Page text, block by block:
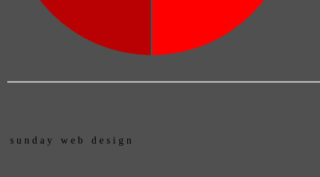
s u n d a y w e b d e s i g n